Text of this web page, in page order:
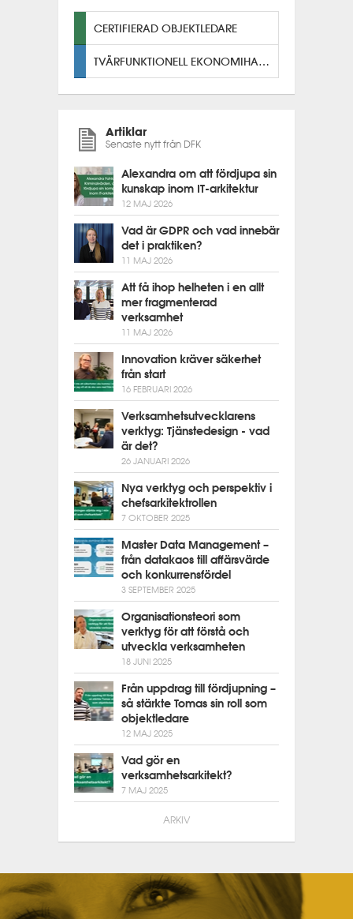
CERTIFIERAD OBJEKTLEDARE
TVÄRFUNKTIONELL EKONOMIHANTERING
Artiklar
Senaste nytt från DFK
Alexandra om att fördjupa sin
kunskap inom IT-arkitektur
12 MAJ 2026
Vad är GDPR och vad innebär
det i praktiken?
11 MAJ 2026
Att få ihop helheten i en allt
mer fragmenterad
verksamhet
11 MAJ 2026
Innovation kräver säkerhet
från start
16 FEBRUARI 2026
Verksamhetsutvecklarens
verktyg: Tjänstedesign - vad
är det?
26 JANUARI 2026
Nya verktyg och perspektiv i
chefsarkitektrollen
7 OKTOBER 2025
Master Data Management –
från datakaos till affärsvärde
och konkurrensfördel
3 SEPTEMBER 2025
Organisationsteori som
verktyg för att förstå och
utveckla verksamheten
18 JUNI 2025
Från uppdrag till fördjupning –
så stärkte Tomas sin roll som
objektledare
12 MAJ 2025
Vad gör en
verksamhetsarkitekt?
7 MAJ 2025
ARKIV